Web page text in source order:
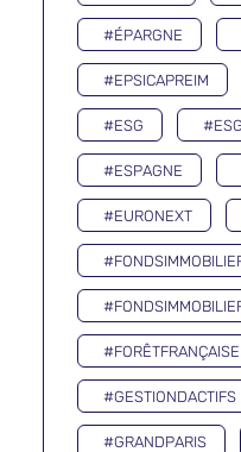
#ÉPARGNE
#EPSICAPREIM
#ESG
#ESPAGNE
#EURONEXT
#FORÊTFRANÇAISE
#GESTIONDACTIFS
#GRANDPARIS